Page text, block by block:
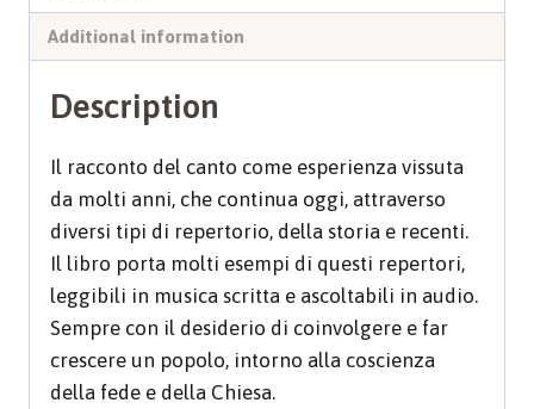
di
Don
quantity
Additional information
Description
Il racconto del canto come esperienza vissuta
da molti anni, che continua oggi, attraverso
diversi tipi di repertorio, della storia e recenti.
Il libro porta molti esempi di questi repertori,
leggibili in musica scritta e ascoltabili in audio.
Sempre con il desiderio di coinvolgere e far
crescere un popolo, intorno alla coscienza
della fede e della Chiesa.